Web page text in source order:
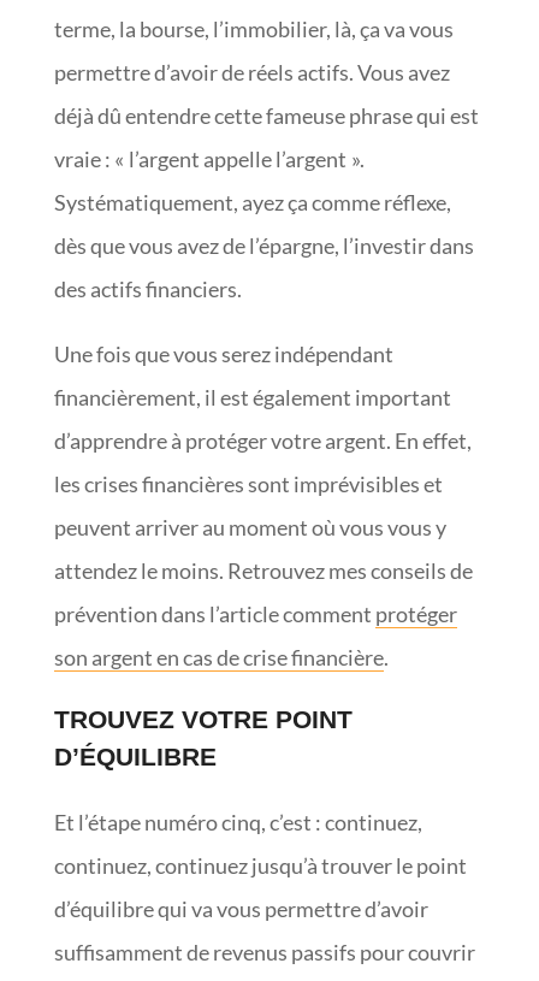
terme, la bourse, l’immobilier, là, ça va vous
permettre d’avoir de réels actifs. Vous avez
déjà dû entendre cette fameuse phrase qui est
vraie : « l’argent appelle l’argent ».
Systématiquement, ayez ça comme réflexe,
dès que vous avez de l’épargne, l’investir dans
des actifs financiers.
Une fois que vous serez indépendant
financièrement, il est également important
d’apprendre à protéger votre argent. En effet,
les crises financières sont imprévisibles et
peuvent arriver au moment où vous vous y
attendez le moins. Retrouvez mes conseils de
prévention dans l’article comment protéger
son argent en cas de crise financière.
TROUVEZ VOTRE POINT
D’ÉQUILIBRE
Et l’étape numéro cinq, c’est : continuez,
continuez, continuez jusqu’à trouver le point
d’équilibre qui va vous permettre d’avoir
suffisamment de revenus passifs pour couvrir